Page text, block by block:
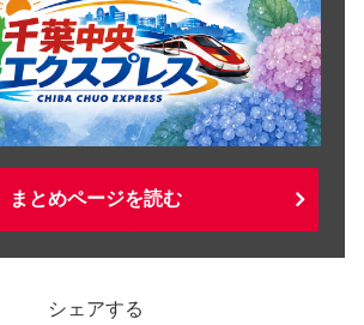
まとめページを読む
シェアする